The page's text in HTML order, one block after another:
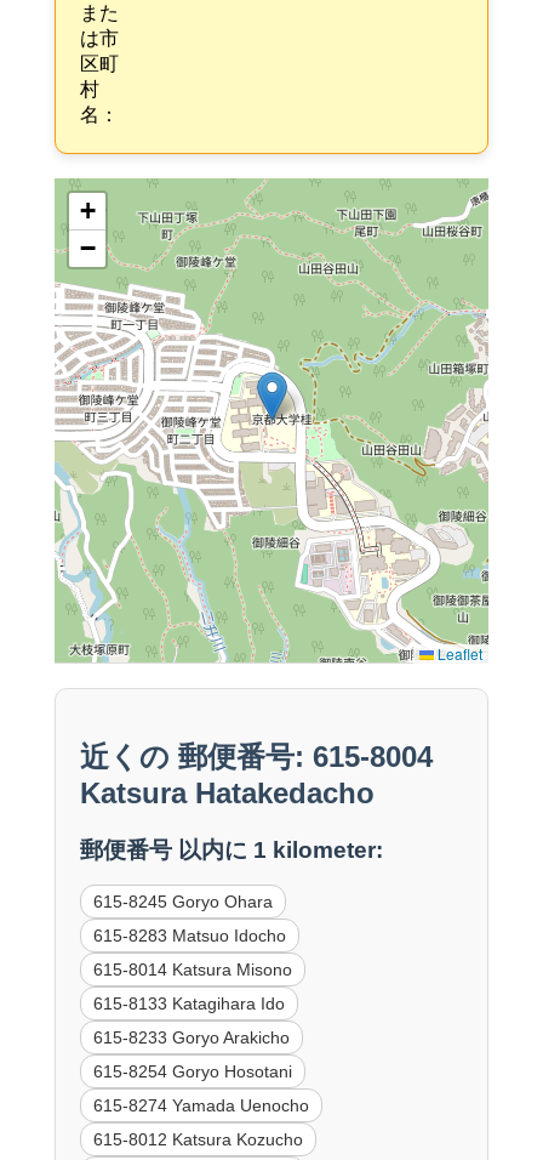
また
は市
区町
村
名：
+
−
Leaflet
近くの 郵便番号: 615-8004
Katsura Hatakedacho
郵便番号 以内に 1 kilometer:
615-8245 Goryo Ohara
615-8283 Matsuo Idocho
615-8014 Katsura Misono
615-8133 Katagihara Ido
615-8233 Goryo Arakicho
615-8254 Goryo Hosotani
615-8274 Yamada Uenocho
615-8012 Katsura Kozucho